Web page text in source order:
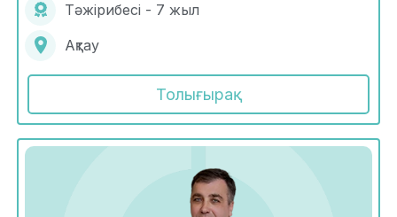
Тәжірибесі - 7 жыл
Ақтау
Толығырақ